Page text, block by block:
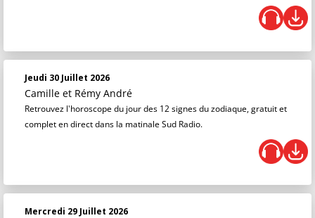
Jeudi 30 Juillet 2026
Camille et Rémy André
Retrouvez l'horoscope du jour des 12 signes du zodiaque, gratuit et
complet en direct dans la matinale Sud Radio.
Mercredi 29 Juillet 2026